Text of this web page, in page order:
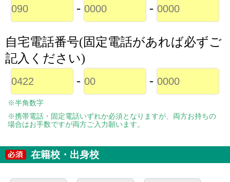
-
-
自宅電話番号(固定電話があれば必ずご
記入ください)
-
-
※半角数字
※携帯電話・固定電話いずれか必須となりますが、両方お持ちの
場合はお手数ですが両方ご入力願います。
在籍校・出身校